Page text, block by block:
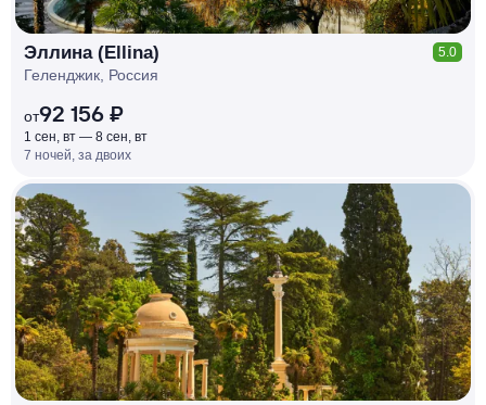
Эллина (Ellina) 5.0
Геленджик, Россия
от92 156 ₽
1 сен, вт — 8 сен, вт
7 ночей, за двоих
КЕШБЭК
РУБЛЯ
МИ
Д
О 7
%